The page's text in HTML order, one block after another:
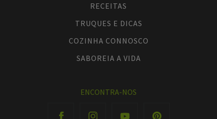
RECEITAS
TRUQUES E DICAS
COZINHA CONNOSCO
SABOREIA A VIDA
ENCONTRA-NOS